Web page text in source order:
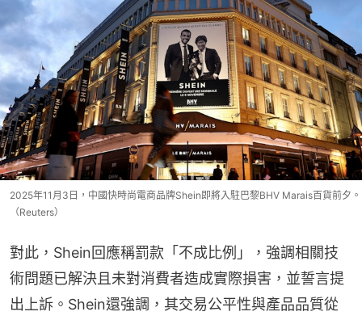
2025年11月3日，中國快時尚電商品牌Shein即將入駐巴黎BHV Marais百貨前夕。
（Reuters）
對此，Shein回應稱罰款「不成比例」，強調相關技
術問題已解決且未對消費者造成實際損害，並誓言提
出上訴。Shein還強調，其交易公平性與產品品質從